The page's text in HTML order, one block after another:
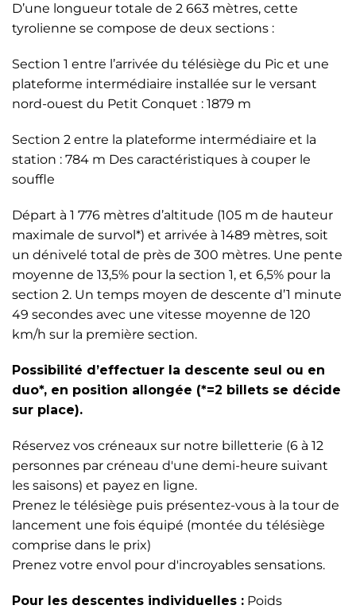
D’une longueur totale de 2 663 mètres, cette
tyrolienne se compose de deux sections :
Section 1 entre l’arrivée du télésiège du Pic et une
plateforme intermédiaire installée sur le versant
nord-ouest du Petit Conquet : 1879 m
Section 2 entre la plateforme intermédiaire et la
station : 784 m Des caractéristiques à couper le
souffle
Départ à 1 776 mètres d’altitude (105 m de hauteur
maximale de survol*) et arrivée à 1489 mètres, soit
un dénivelé total de près de 300 mètres. Une pente
moyenne de 13,5% pour la section 1, et 6,5% pour la
section 2. Un temps moyen de descente d’1 minute
49 secondes avec une vitesse moyenne de 120
km/h sur la première section.
Possibilité d’effectuer la descente seul ou en
duo*, en position allongée (*=2 billets se décide
sur place).
Réservez vos créneaux sur notre billetterie (6 à 12
personnes par créneau d'une demi-heure suivant
les saisons) et payez en ligne.
Prenez le télésiège puis présentez-vous à la tour de
lancement une fois équipé (montée du télésiège
comprise dans le prix)
Prenez votre envol pour d'incroyables sensations.
Pour les descentes individuelles : Poids